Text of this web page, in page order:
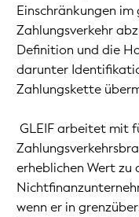
Einschränkungen
Zahlungsverkehr
Definition und die
darunter
Zahlungskette
GLEIF arbeitet mit
erheblichen Wert zu
wenn er in